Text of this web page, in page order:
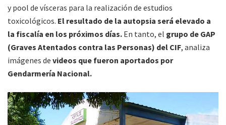
y pool de vísceras para la realización de estudios
toxicológicos. El resultado de la autopsia será elevado a
la fiscalía en los próximos días. En tanto, el grupo de GAP
(Graves Atentados contra las Personas) del CIF, analiza
imágenes de videos que fueron aportados por
Gendarmería Nacional.